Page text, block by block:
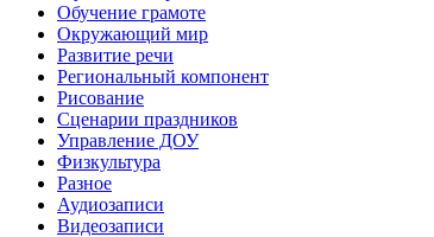
Обучение грамоте
Окружающий мир
Развитие речи
Региональный компонент
Рисование
Сценарии праздников
Управление ДОУ
Физкультура
Разное
Аудиозаписи
Видеозаписи